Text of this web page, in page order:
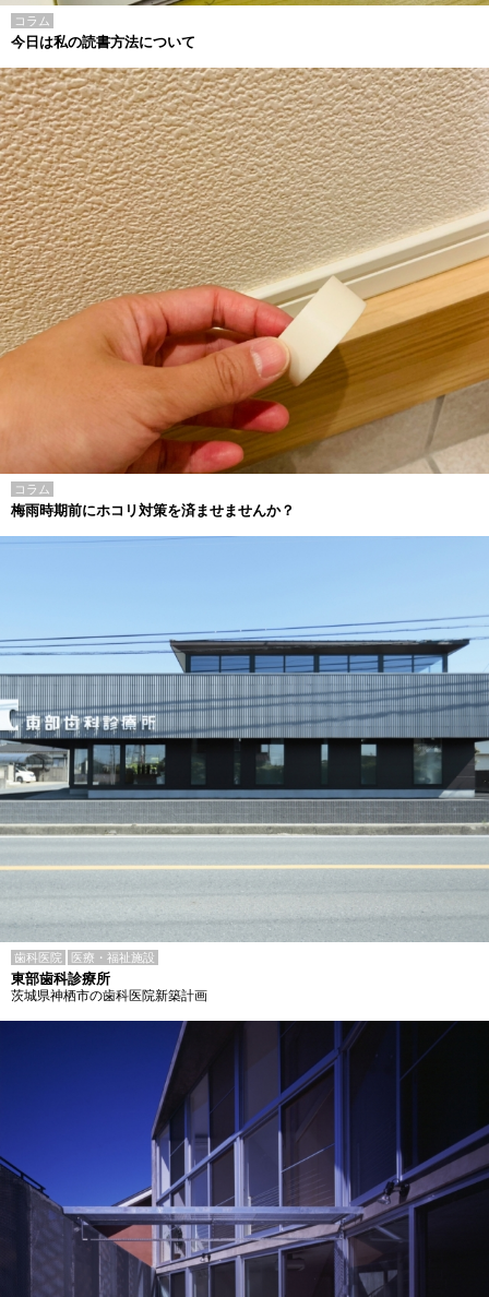
コラム
今日は私の読書方法について
コラム
梅雨時期前にホコリ対策を済ませませんか？
歯科医院 医療・福祉施設
東部歯科診療所
茨城県神栖市の歯科医院新築計画